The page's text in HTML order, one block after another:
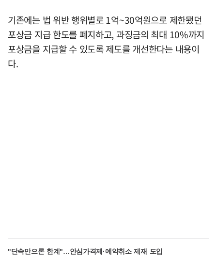
기존에는 법 위반 행위별로 1억~30억원으로 제한됐던
포상금 지급 한도를 폐지하고, 과징금의 최대 10%까지
포상금을 지급할 수 있도록 제도를 개선한다는 내용이
다.
"단속만으론 한계"…안심가격제·예약취소 제재 도입